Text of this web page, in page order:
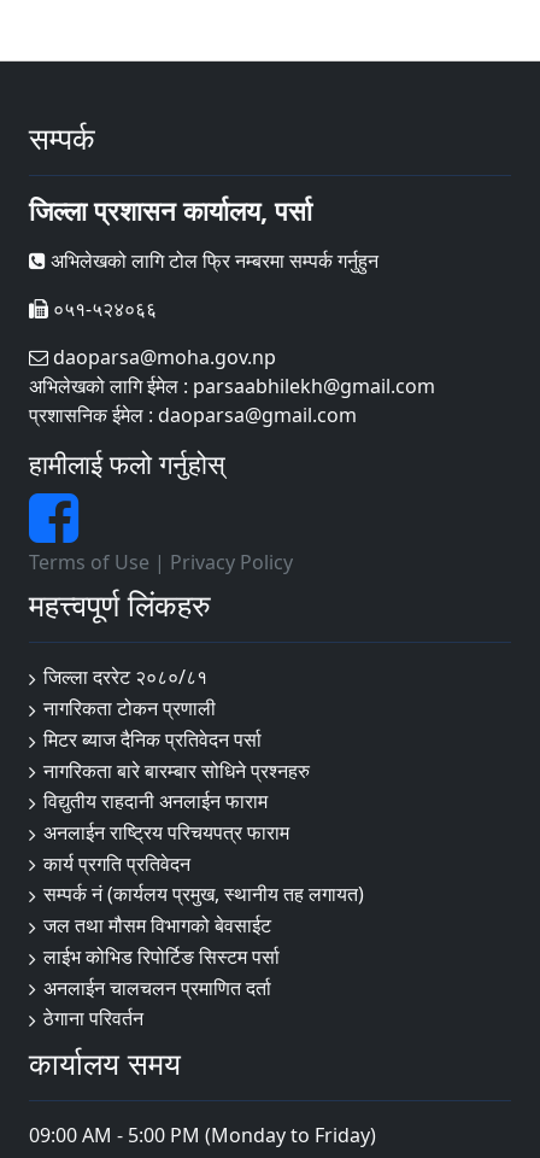
सम्पर्क
जिल्ला प्रशासन कार्यालय, पर्सा
अभिलेखको लागि टोल फ्रि नम्बरमा सम्पर्क गर्नुहुन
०५१-५२४०६६
daoparsa@moha.gov.np
अभिलेखको लागि ईमेल : parsaabhilekh@gmail.com
प्रशासनिक ईमेल : daoparsa@gmail.com
हामीलाई फलो गर्नुहोस्
Terms of Use | Privacy Policy
महत्त्वपूर्ण लिंकहरु
जिल्ला दररेट २०८०/८१
नागरिकता टोकन प्रणाली
मिटर ब्याज दैनिक प्रतिवेदन पर्सा
नागरिकता बारे बारम्बार सोधिने प्रश्नहरु
विद्युतीय राहदानी अनलाईन फाराम
अनलाईन राष्ट्रिय परिचयपत्र फाराम
कार्य प्रगति प्रतिवेदन
सम्पर्क नं (कार्यलय प्रमुख, स्थानीय तह लगायत)
जल तथा मौसम विभागको बेवसाईट
लाईभ कोभिड रिपोर्टिङ सिस्टम पर्सा
अनलाईन चालचलन प्रमाणित दर्ता
ठेगाना परिवर्तन
कार्यालय समय
09:00 AM - 5:00 PM (Monday to Friday)